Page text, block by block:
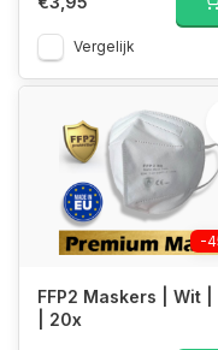
Vergelijk
-
FFP2 Maskers | Wit |
| 20x